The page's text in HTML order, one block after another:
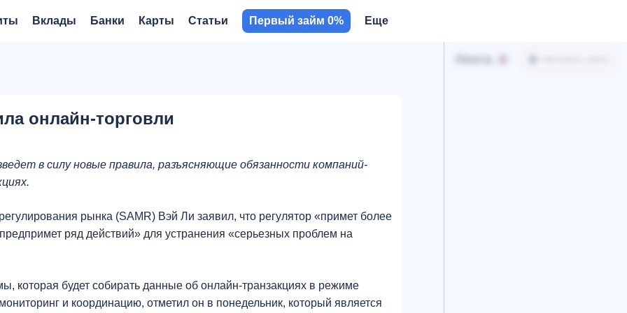
Вклады Банки Карты Статьи Первый займ 0% Еще
онлайн-торговли
в силу новые правила, разъясняющие обязанности компаний-
рынка (SAMR) Вэй Ли заявил, что регулятор «примет более
ряд действий» для устранения «серьезных проблем на
которая будет собирать данные об онлайн-транзакциях в режиме
и координацию, отметил он в понедельник, который является
Лента